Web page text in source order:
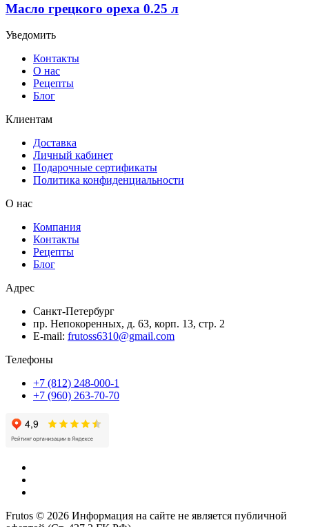
Масло грецкого ореха 0.25 л
Уведомить
Контакты
О нас
Рецепты
Блог
Клиентам
Доставка
Личный кабинет
Подарочные сертификаты
Политика конфиденциальности
О нас
Компания
Контакты
Рецепты
Блог
Адрес
Санкт-Петербург
пр. Непокоренных, д. 63, корп. 13, стр. 2
E-mail: frutoss6310@gmail.com
Телефоны
+7 (812) 248-000-1
+7 (960) 263-70-70
Frutos © 2026 Информация на сайте не является публичной